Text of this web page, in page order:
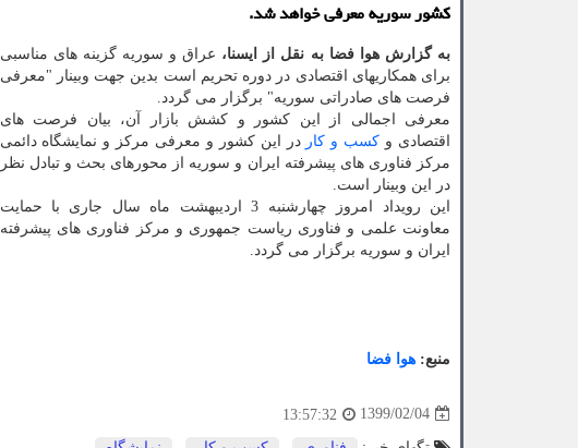
كشور سوریه معرفی خواهد شد.
به گزارش هوا فضا به نقل از ایسنا، عراق و سوریه گزینه های مناسبی
برای همكاریهای اقتصادی در دوره تحریم است بدین جهت وبینار "معرفی
فرصت های صادراتی سوریه" برگزار می گردد.
معرفی اجمالی از این كشور و كشش بازار آن، بیان فرصت های
اقتصادی و كسب و كار در این كشور و معرفی مركز و نمایشگاه دائمی
مركز فناوری های پیشرفته ایران و سوریه از محورهای بحث و تبادل نظر
در این وبینار است.
این رویداد امروز چهارشنبه 3 اردیبهشت ماه سال جاری با حمایت
معاونت علمی و فناوری ریاست جمهوری و مركز فناوری های پیشرفته
ایران و سوریه برگزار می گردد.
منبع: هوا فضا
1399/02/04
13:57:32